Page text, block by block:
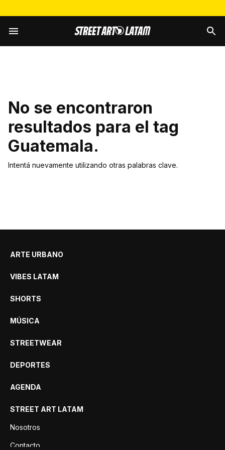
No se encontraron
resultados para el tag
Guatemala.
Intentá nuevamente utilizando otras palabras clave.
ARTE URBANO
VIBES LATAM
SHORTS
MÚSICA
STREETWEAR
DEPORTES
AGENDA
STREET ART LATAM
Nosotros
Contacto